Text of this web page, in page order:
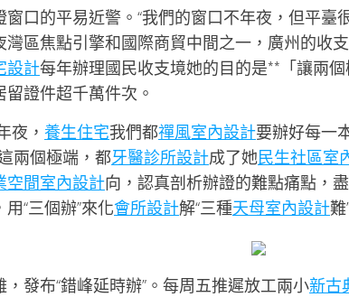
窗口的平易近警。“我們的窗口不年夜，但平臺
灣區焦點引擎和國際商貿中間之一，廣州的收
設計每年辦理國民收支境她的目的是**「讓兩
證件超千萬件次。
夜， 養生住宅我們都禪風室內設計要辦好每一
兩個極端，都牙醫診所設計成了她民生社區室
空間室內設計向，認真剖析辦證的難點痛點，
“三個辦”來化會所設計解“三種天母室內設計難
發布“錯峰延時辦”。每周五推遲放工兩小新古